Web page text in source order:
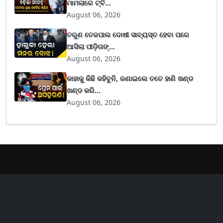
ମାମଲାରେ ଟ୍ବି...
August 06, 2026
ତରୁଣ ତେଜପାଲ ଦୋଷୀ ସାବ୍ୟସ୍ତ ହେବା ପରେ
ଆସିଲା ପୀଡ଼ିତାଙ୍...
August 06, 2026
କାହାକୁ କିଛି କହିବୁନି, ଜଣାଇଲେ ତତେ ହାଣି ଖଣ୍ଡ
ଖଣ୍ଡ କରି...
August 06, 2026